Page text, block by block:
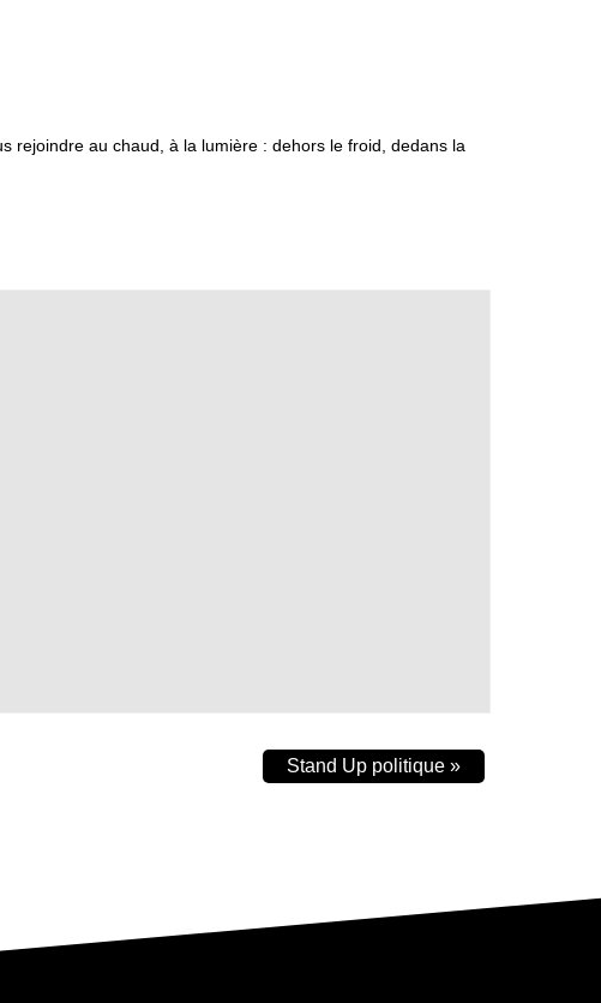
rejoindre au chaud, à la lumière : dehors le froid, dedans la
Stand Up politique »